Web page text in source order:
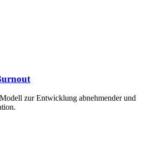
zur Entwicklung abnehmender und